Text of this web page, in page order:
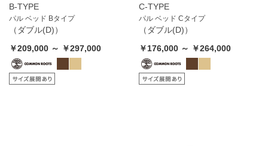
B-TYPE
パル ベッド Bタイプ
（ダブル(D)）
￥209,000 ～ ￥297,000
C-TYPE
パル ベッド Cタイプ
（ダブル(D)）
￥176,000 ～ ￥264,000